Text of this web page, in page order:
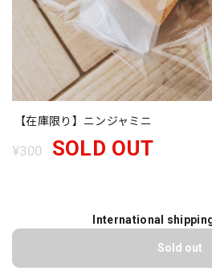
【在庫限り】ニンジャミニ
¥300 SOLD OUT
International
Sold out